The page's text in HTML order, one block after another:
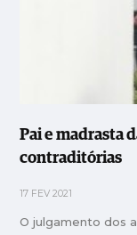
Pai e madrasta
contraditórias
17 FEV 2021
O julgamento dos